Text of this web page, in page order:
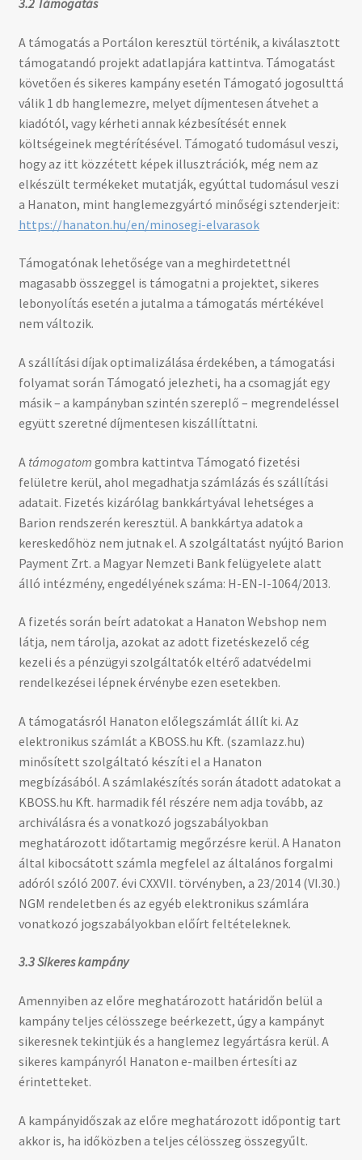
A támogatás a Portálon keresztül történik, a kiválasztott
támogatandó projekt adatlapjára kattintva. Támogatást
követően és sikeres kampány esetén Támogató jogosulttá
válik 1 db hanglemezre, melyet díjmentesen átvehet a
kiadótól, vagy kérheti annak kézbesítését ennek
költségeinek megtérítésével. Támogató tudomásul veszi,
hogy az itt közzétett képek illusztrációk, még nem az
elkészült termékeket mutatják, egyúttal tudomásul veszi
a Hanaton, mint hanglemezgyártó minőségi sztenderjeit:
https://hanaton.hu/en/minosegi-elvarasok
Támogatónak lehetősége van a meghirdetettnél
magasabb összeggel is támogatni a projektet, sikeres
lebonyolítás esetén a jutalma a támogatás mértékével
nem változik.
A szállítási díjak optimalizálása érdekében, a támogatási
folyamat során Támogató jelezheti, ha a csomagját egy
másik – a kampányban szintén szereplő – megrendeléssel
együtt szeretné díjmentesen kiszállíttatni.
A támogatom gombra kattintva Támogató fizetési
felületre kerül, ahol megadhatja számlázás és szállítási
adatait. Fizetés kizárólag bankkártyával lehetséges a
Barion rendszerén keresztül. A bankkártya adatok a
kereskedőhöz nem jutnak el. A szolgáltatást nyújtó Barion
Payment Zrt. a Magyar Nemzeti Bank felügyelete alatt
álló intézmény, engedélyének száma: H-EN-I-1064/2013.
A fizetés során beírt adatokat a Hanaton Webshop nem
látja, nem tárolja, azokat az adott fizetéskezelő cég
kezeli és a pénzügyi szolgáltatók eltérő adatvédelmi
rendelkezései lépnek érvénybe ezen esetekben.
A támogatásról Hanaton előlegszámlát állít ki. Az
elektronikus számlát a KBOSS.hu Kft. (szamlazz.hu)
minősített szolgáltató készíti el a Hanaton
megbízásából. A számlakészítés során átadott adatokat a
KBOSS.hu Kft. harmadik fél részére nem adja tovább, az
archiválásra és a vonatkozó jogszabályokban
meghatározott időtartamig megőrzésre kerül. A Hanaton
által kibocsátott számla megfelel az általános forgalmi
adóról szóló 2007. évi CXXVII. törvényben, a 23/2014 (VI.30.)
NGM rendeletben és az egyéb elektronikus számlára
vonatkozó jogszabályokban előírt feltételeknek.
3.3 Sikeres kampány
Amennyiben az előre meghatározott határidőn belül a
kampány teljes célösszege beérkezett, úgy a kampányt
sikeresnek tekintjük és a hanglemez legyártásra kerül. A
sikeres kampányról Hanaton e-mailben értesíti az
érintetteket.
A kampányidőszak az előre meghatározott időpontig tart
akkor is, ha időközben a teljes célösszeg összegyűlt.